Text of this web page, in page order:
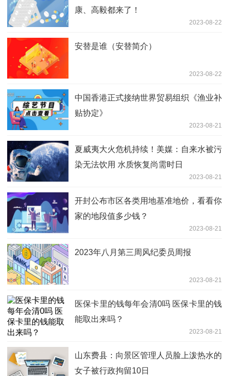
康、高毅都来了！
2023-08-22
安替是谁（安替简介）
2023-08-22
中国香港正式接纳世界贸易组织《渔业补
贴协定》
2023-08-21
夏威夷大火危机持续！美媒：自来水被污
染无法饮用 水质恢复尚需时日
2023-08-21
开封公布市区各类用地基准地价，看看你
家的地段值多少钱？
2023-08-21
2023年八月第三周风纪委员周报
2023-08-21
医保卡里的钱每年会清0吗 医保卡里的钱
能取出来吗？
2023-08-21
山东费县：向景区管理人员脸上泼热水的
女子被行政拘留10日